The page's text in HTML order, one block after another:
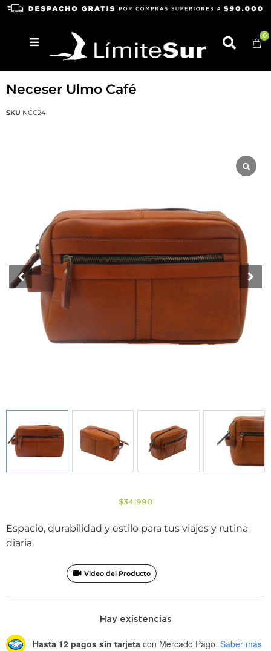
0
Neceser Ulmo Café
SKU NCC24
$34.990
Espacio, durabilidad y estilo para tus viajes y rutina
diaria.
Video del Producto
Hay existencias
Hasta 12 pagos sin tarjeta con Mercado Pago. Saber más